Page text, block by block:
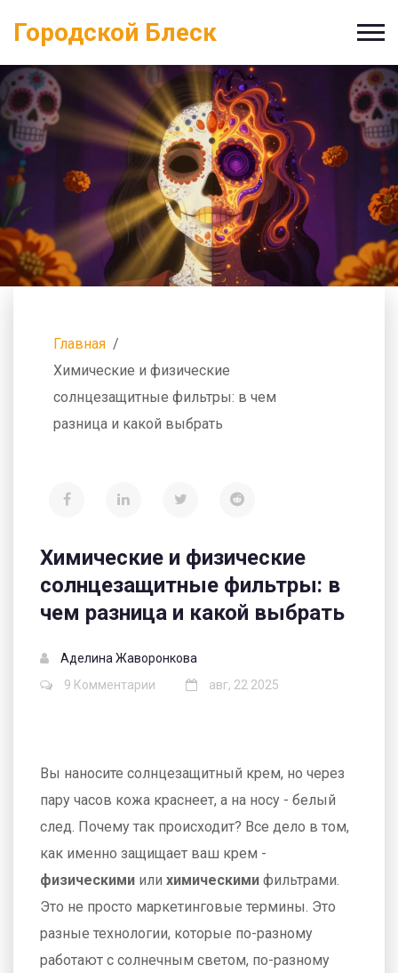
Городской Блеск
Главная
Химические и физические
солнцезащитные фильтры: в чем
разница и какой выбрать
Химические и физические
солнцезащитные фильтры: в
чем разница и какой выбрать
Аделина Жаворонкова
9 Комментарии
авг, 22 2025
Вы наносите солнцезащитный крем, но через
пару часов кожа краснеет, а на носу - белый
след. Почему так происходит? Все дело в том,
как именно защищает ваш крем -
физическими или химическими фильтрами.
Это не просто маркетинговые термины. Это
разные технологии, которые по-разному
работают с солнечным светом, по-разному